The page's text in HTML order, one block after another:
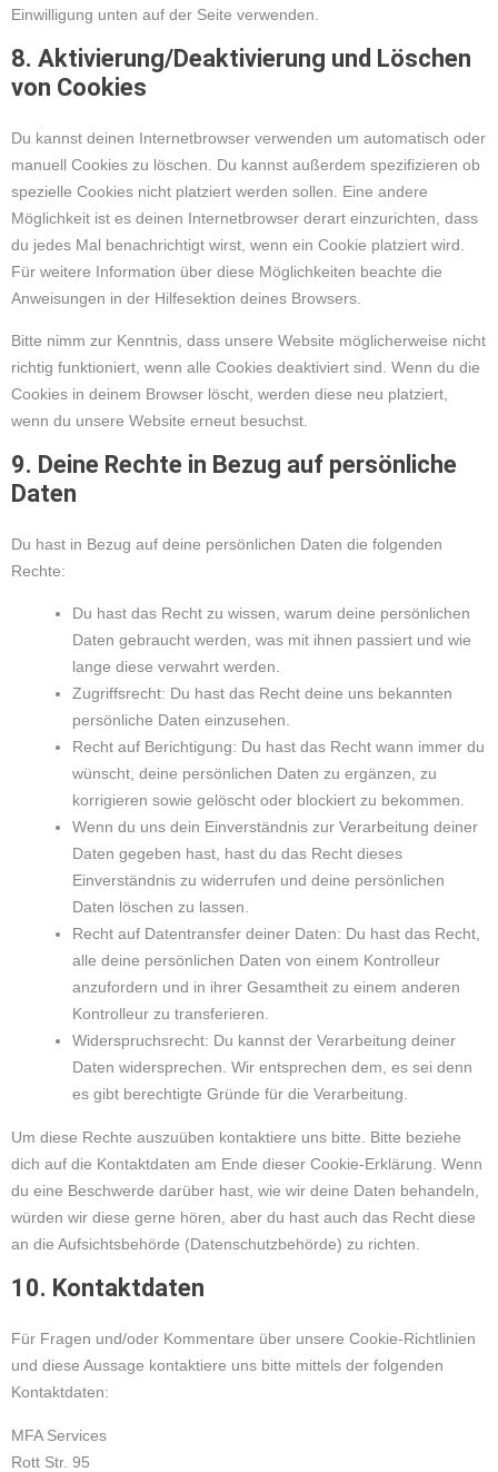
Einwilligung unten auf der Seite verwenden.
8. Aktivierung/Deaktivierung und Löschen
von Cookies
Du kannst deinen Internetbrowser verwenden um automatisch oder
manuell Cookies zu löschen. Du kannst außerdem spezifizieren ob
spezielle Cookies nicht platziert werden sollen. Eine andere
Möglichkeit ist es deinen Internetbrowser derart einzurichten, dass
du jedes Mal benachrichtigt wirst, wenn ein Cookie platziert wird.
Für weitere Information über diese Möglichkeiten beachte die
Anweisungen in der Hilfesektion deines Browsers.
Bitte nimm zur Kenntnis, dass unsere Website möglicherweise nicht
richtig funktioniert, wenn alle Cookies deaktiviert sind. Wenn du die
Cookies in deinem Browser löscht, werden diese neu platziert,
wenn du unsere Website erneut besuchst.
9. Deine Rechte in Bezug auf persönliche
Daten
Du hast in Bezug auf deine persönlichen Daten die folgenden
Rechte:
Du hast das Recht zu wissen, warum deine persönlichen
Daten gebraucht werden, was mit ihnen passiert und wie
lange diese verwahrt werden.
Zugriffsrecht: Du hast das Recht deine uns bekannten
persönliche Daten einzusehen.
Recht auf Berichtigung: Du hast das Recht wann immer du
wünscht, deine persönlichen Daten zu ergänzen, zu
korrigieren sowie gelöscht oder blockiert zu bekommen.
Wenn du uns dein Einverständnis zur Verarbeitung deiner
Daten gegeben hast, hast du das Recht dieses
Einverständnis zu widerrufen und deine persönlichen
Daten löschen zu lassen.
Recht auf Datentransfer deiner Daten: Du hast das Recht,
alle deine persönlichen Daten von einem Kontrolleur
anzufordern und in ihrer Gesamtheit zu einem anderen
Kontrolleur zu transferieren.
Widerspruchsrecht: Du kannst der Verarbeitung deiner
Daten widersprechen. Wir entsprechen dem, es sei denn
es gibt berechtigte Gründe für die Verarbeitung.
Um diese Rechte auszuüben kontaktiere uns bitte. Bitte beziehe
dich auf die Kontaktdaten am Ende dieser Cookie-Erklärung. Wenn
du eine Beschwerde darüber hast, wie wir deine Daten behandeln,
würden wir diese gerne hören, aber du hast auch das Recht diese
an die Aufsichtsbehörde (Datenschutzbehörde) zu richten.
10. Kontaktdaten
Für Fragen und/oder Kommentare über unsere Cookie-Richtlinien
und diese Aussage kontaktiere uns bitte mittels der folgenden
Kontaktdaten:
MFA Services
Rott Str. 95